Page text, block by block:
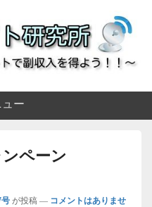
所
ュー
ペーン
号 が投稿 — コメントはありませ